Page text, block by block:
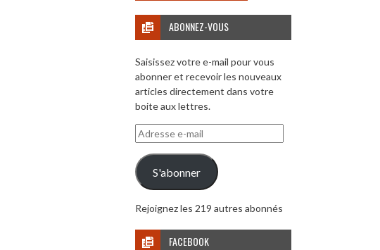
ABONNEZ-VOUS
Saisissez votre e-mail pour vous
abonner et recevoir les nouveaux
articles directement dans votre
boite aux lettres.
Adresse
e-
mail
S'abonner
Rejoignez les 219 autres abonnés
FACEBOOK